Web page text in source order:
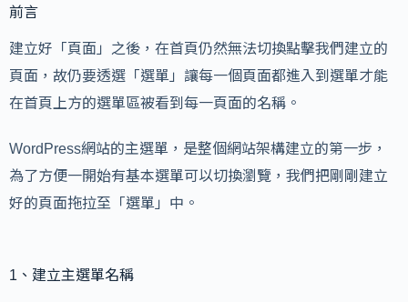
前言
建立好「頁面」之後，在首頁仍然無法切換點擊我們建立的
頁面，故仍要透選「選單」讓每一個頁面都進入到選單才能
在首頁上方的選單區被看到每一頁面的名稱。
WordPress網站的主選單，是整個網站架構建立的第一步，
為了方便一開始有基本選單可以切換瀏覽，我們把剛剛建立
好的頁面拖拉至「選單」中。
1、建立主選單名稱